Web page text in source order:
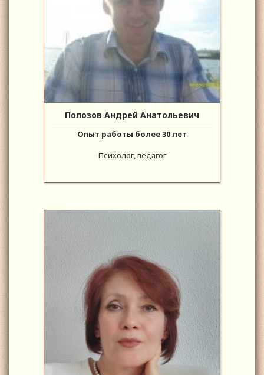
Полозов Андрей Анатольевич
Опыт работы более 30 лет
Психолог, педагог